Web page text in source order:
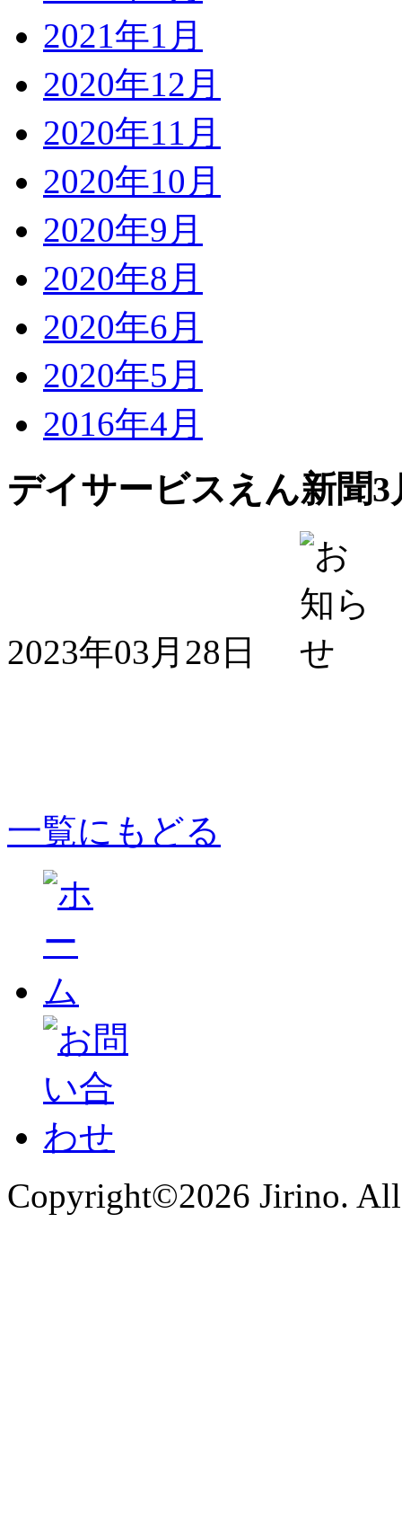
2021年1月
2020年12月
2020年11月
2020年10月
2020年9月
2020年8月
2020年6月
2020年5月
2016年4月
デイサービスえん新聞3
2023年03月28日
一覧にもどる
Copyright©2026 Jirino. All